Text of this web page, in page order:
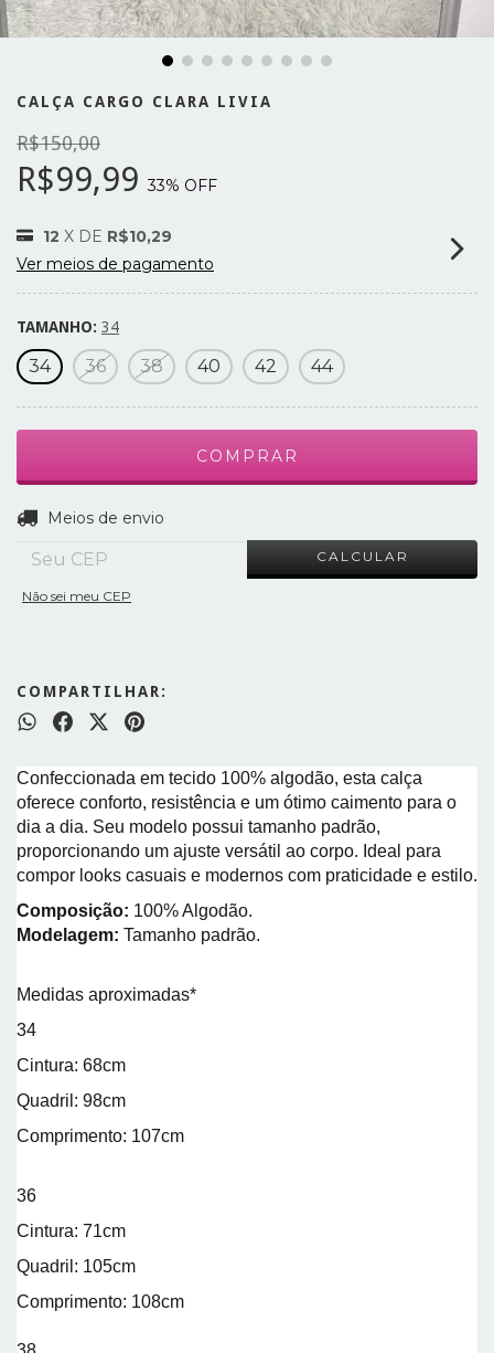
CALÇA CARGO CLARA LIVIA
R$150,00
R$99,9933% OFF
12 X DE R$10,29
Ver meios de pagamento
TAMANHO: 34
34 36 38 40 42 44
Entregas para o CEP:
Meios de envio
CALCULAR
Não sei meu CEP
COMPARTILHAR:
Confeccionada em tecido 100% algodão, esta calça
oferece conforto, resistência e um ótimo caimento para o
dia a dia. Seu modelo possui tamanho padrão,
proporcionando um ajuste versátil ao corpo. Ideal para
compor looks casuais e modernos com praticidade e estilo.
Composição: 100% Algodão.
Modelagem: Tamanho padrão.
Medidas aproximadas*
34
Cintura: 68cm
Quadril: 98cm
Comprimento: 107cm
36
Cintura: 71cm
Quadril: 105cm
Comprimento: 108cm